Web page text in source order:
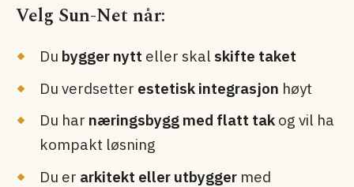
Velg Sun-Net når:
Du bygger nytt eller skal skifte taket
Du verdsetter estetisk integrasjon høyt
Du har næringsbygg med flatt tak og vil ha
kompakt løsning
Du er arkitekt eller utbygger med